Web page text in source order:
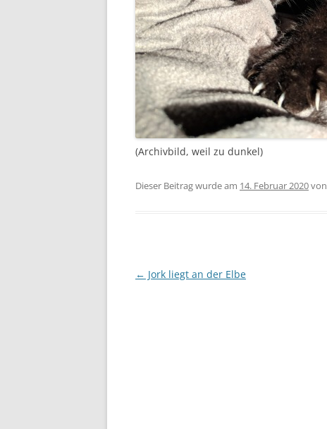
(Archivbild, weil zu dunkel)
Dieser Beitrag wurde am 14. Februar 2020von
Beitragsnavigation
← Jork liegt an der Elbe